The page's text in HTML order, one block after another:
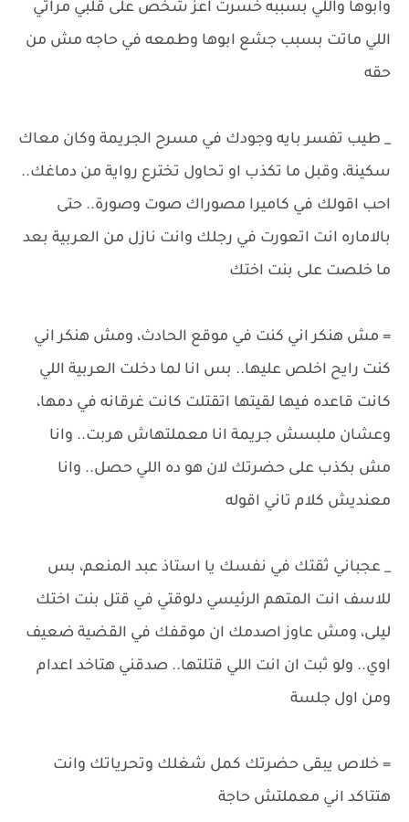
وابوها واللي بسببه خسرت اعز شخص على قلبي مراتي
اللي ماتت بسبب جشع ابوها وطمعه في حاجه مش من
حقه
_ طيب تفسر بايه وجودك في مسرح الجريمة وكان معاك
سكينة، وقبل ما تكذب او تحاول تخترع رواية من دماغك..
احب اقولك في كاميرا مصوراك صوت وصورة.. حتى
بالاماره انت اتعورت في رجلك وانت نازل من العربية بعد
ما خلصت على بنت اختك
= مش هنكر اني كنت في موقع الحادث، ومش هنكر اني
كنت رايح اخلص عليها.. بس انا لما دخلت العربية اللي
كانت قاعده فيها لقيتها اتقتلت كانت غرقانه في دمها،
وعشان ملبسش جريمة انا معملتهاش هربت.. وانا
مش بكذب على حضرتك لان هو ده اللي حصل.. وانا
معنديش كلام تاني اقوله
_ عجباني ثقتك في نفسك يا استاذ عبد المنعم، بس
للاسف انت المتهم الرئيسي دلوقتي في قتل بنت اختك
ليلى، ومش عاوز اصدمك ان موقفك في القضية ضعيف
اوي.. ولو ثبت ان انت اللي قتلتها.. صدقني هتاخد اعدام
ومن اول جلسة
= خلاص يبقى حضرتك كمل شغلك وتحرياتك وانت
هتتاكد اني معملتش حاجة